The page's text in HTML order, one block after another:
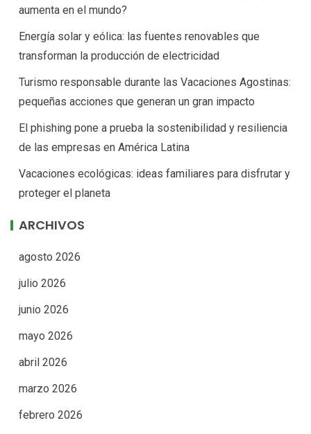
aumenta en el mundo?
Energía solar y eólica: las fuentes renovables que
transforman la producción de electricidad
Turismo responsable durante las Vacaciones Agostinas:
pequeñas acciones que generan un gran impacto
El phishing pone a prueba la sostenibilidad y resiliencia
de las empresas en América Latina
Vacaciones ecológicas: ideas familiares para disfrutar y
proteger el planeta
ARCHIVOS
agosto 2026
julio 2026
junio 2026
mayo 2026
abril 2026
marzo 2026
febrero 2026